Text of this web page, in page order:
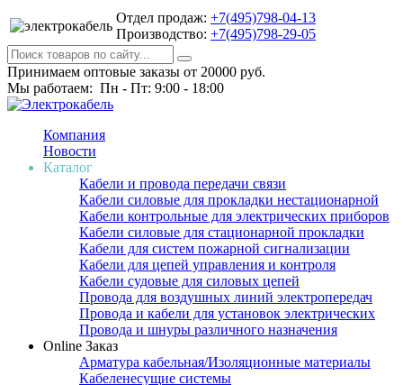
Отдел продаж: +7(495)798-04-13
Производство: +7(495)798-29-05
Принимаем оптовые заказы от 20000 руб.
Мы работаем: Пн - Пт: 9:00 - 18:00
Компания
Новости
Каталог
Кабели и провода передачи связи
Кабели силовые для прокладки нестационарной
Кабели контрольные для электрических приборов
Кабели силовые для стационарной прокладки
Кабели для систем пожарной сигнализации
Кабели для цепей управления и контроля
Кабели судовые для силовых цепей
Провода для воздушных линий электропередач
Провода и кабели для установок электрических
Провода и шнуры различного назначения
Online Заказ
Арматура кабельная/Изоляционные материалы
Кабеленесущие системы